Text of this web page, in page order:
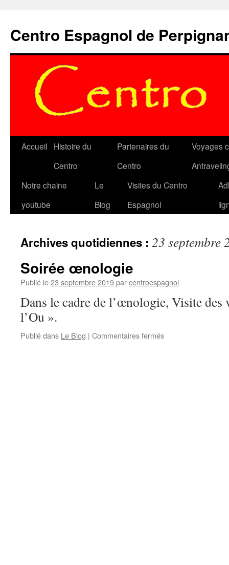
contenu
Centro Espagnol de
Accueil
Histoire du
Centro
Partenaires du
Centro
Voyages
Notre chaine
youtube
Le
Blog
Visites du Centro
Espagnol
Archives quotidiennes : 23 septembre
Soirée œnologie
Publié le23 septembre 2019parcentroespagnol
Dans le cadre de l’œnologie, Visite des
l’Ou ».
Publié dans Le Blog | Commentaires fermés